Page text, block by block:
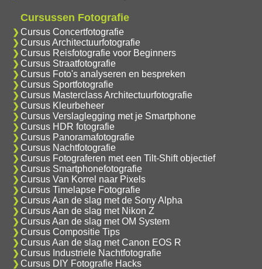
Cursussen Fotografie
Cursus Concertfotografie
Cursus Architectuurfotografie
Cursus Reisfotografie voor Beginners
Cursus Straatfotografie
Cursus Foto's analyseren en bespreken
Cursus Sportfotografie
Cursus Masterclass Architectuurfotografie
Cursus Kleurbeheer
Cursus Verslaglegging met je Smartphone
Cursus HDR fotografie
Cursus Panoramafotografie
Cursus Nachtfotografie
Cursus Fotograferen met een Tilt-Shift objectief
Cursus Smartphonefotografie
Cursus Van Korrel naar Pixels
Cursus Timelapse Fotografie
Cursus Aan de slag met de Sony Alpha
Cursus Aan de slag met Nikon Z
Cursus Aan de slag met OM System
Cursus Compositie Tips
Cursus Aan de slag met Canon EOS R
Cursus Industriele Nachtfotografie
Cursus DIY Fotografie Hacks